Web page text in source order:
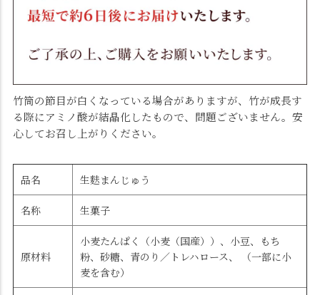
竹筒の節目が白くなっている場合がありますが、竹が成長す
る際にアミノ酸が結晶化したもので、問題ございません。安
心してお召し上がりください。
品名 生麩まんじゅう
名称 生菓子
原材料
小麦たんぱく（小麦（国産））、小豆、もち
粉、砂糖、青のり／トレハロース、 （一部に小
麦を含む）